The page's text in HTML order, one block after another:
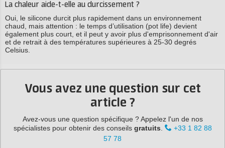
La chaleur aide-t-elle au durcissement ?
Oui, le silicone durcit plus rapidement dans un environnement
chaud, mais attention : le temps d’utilisation (pot life) devient
également plus court, et il peut y avoir plus d'emprisonnement d'air
et de retrait à des températures supérieures à 25-30 degrés
Celsius.
Vous avez une question sur cet
article ?
Avez-vous une question spécifique ? Appelez l'un de nos
spécialistes pour obtenir des conseils gratuits
+33 1 82 88
57 78